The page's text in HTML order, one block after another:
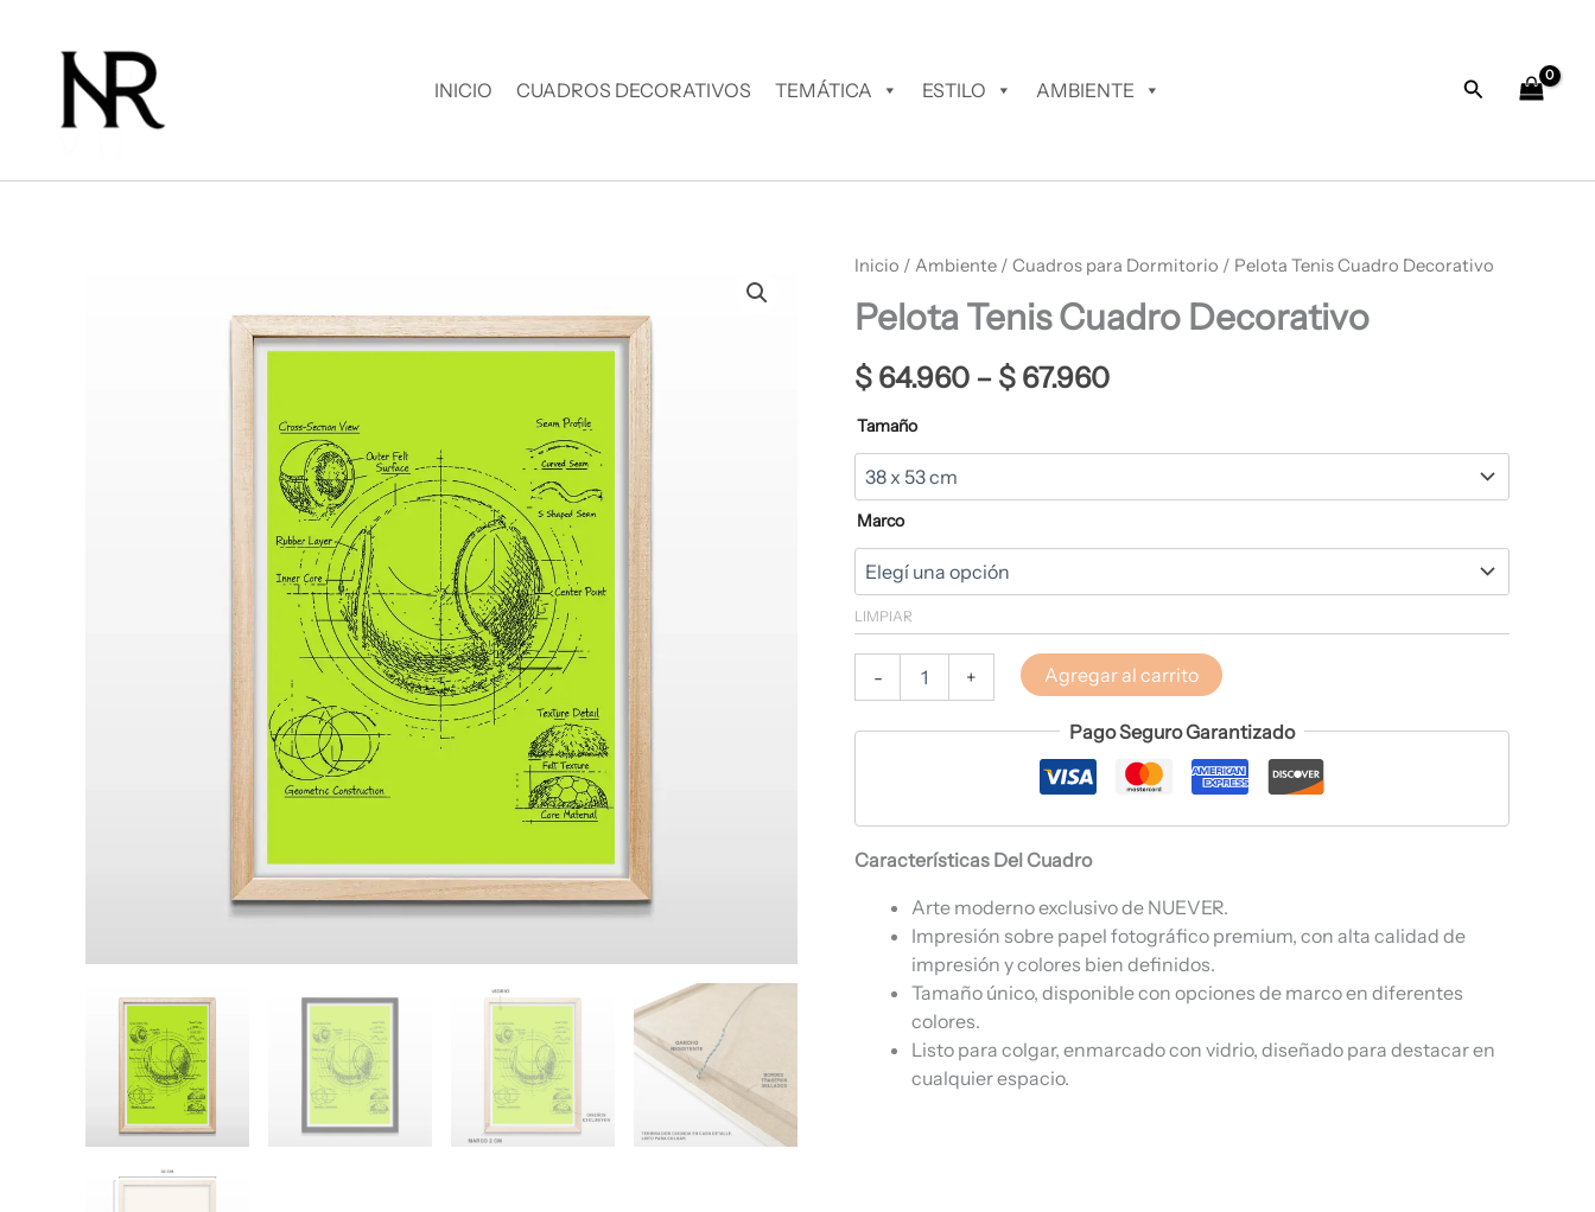
contenido
INICIO
CUADROS DECORATIVOS TEMÁTICA ESTILO AMBIENTE Buscar
Inicio / Ambiente / Cuadros para Dormitorio / Pelota Tenis Cuadro Decorativo
Pelota Tenis Cuadro Decorativo
$ 64.960 – $ 67.960
Rango
de
Tamaño
Marco
LIMPIAR
-
Pelota
Cuadro
Decorativo
cantidad
+ Agregar al carrito
Pago Seguro Garantizado
Características Del Cuadro
Arte moderno exclusivo de NUEVER.
Impresión sobre papel fotográfico premium, con alta calidad de
impresión y colores bien definidos.
Tamaño único, disponible con opciones de marco en diferentes
colores.
Listo para colgar, enmarcado con vidrio, diseñado para destacar en
cualquier espacio.